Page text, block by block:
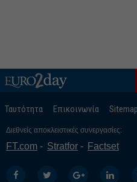
Ταυτότητα Επικοινωνία Sitemap
Διεθνείς αποκλειστικές συνεργασίες:
FT.com Stratfor Factset